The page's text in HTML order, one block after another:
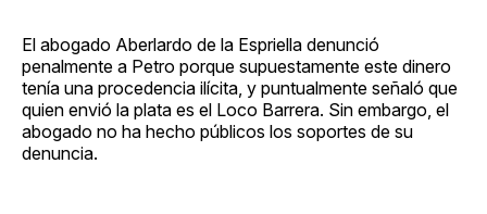
El abogado Aberlardo de la Espriella denunció
penalmente a Petro porque supuestamente este dinero
tenía una procedencia ilícita, y puntualmente señaló que
quien envió la plata es el Loco Barrera. Sin embargo, el
abogado no ha hecho públicos los soportes de su
denuncia.